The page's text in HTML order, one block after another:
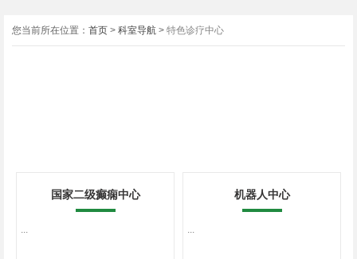
您当前所在位置： 首页 > 科室导航 > 特色诊疗中心
国家二级癫痫中心
...
机器人中心
...